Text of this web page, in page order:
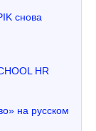
снова
HR
на русском